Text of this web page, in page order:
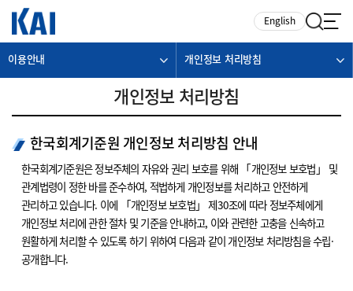
English
이용안내 개인정보 처리방침
개인정보 처리방침
한국회계기준원 개인정보 처리방침 안내
한국회계기준원은 정보주체의 자유와 권리 보호를 위해 「개인정보 보호법」 및
관계법령이 정한 바를 준수하여, 적법하게 개인정보를 처리하고 안전하게
관리하고 있습니다. 이에 「개인정보 보호법」 제30조에 따라 정보주체에게
개인정보 처리에 관한 절차 및 기준을 안내하고, 이와 관련한 고충을 신속하고
원활하게 처리할 수 있도록 하기 위하여 다음과 같이 개인정보 처리방침을 수립·
공개합니다.